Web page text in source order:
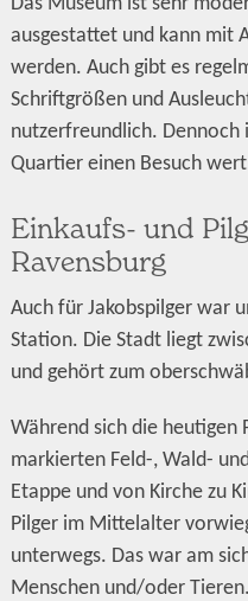
Das Museum ist sehr
ausgestattet und kann mit
werden. Auch gibt es
Schriftgrößen und
nutzerfreundlich. Dennoch
Quartier einen Besuch
Einkaufs- und
Ravensburg
Auch für Jakobspilger war
Station. Die Stadt liegt
und gehört zum
Während sich die heutigen
markierten Feld-, Wald-
Etappe und von Kirche zu
Pilger im Mittelalter
unterwegs. Das war am
Menschen und/oder Tieren.